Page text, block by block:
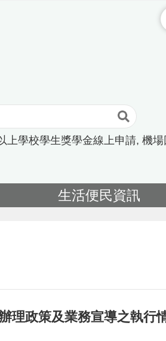
上學校學生獎學金線上申請 機場
生活便民資訊
理政策及業務宣導之執行